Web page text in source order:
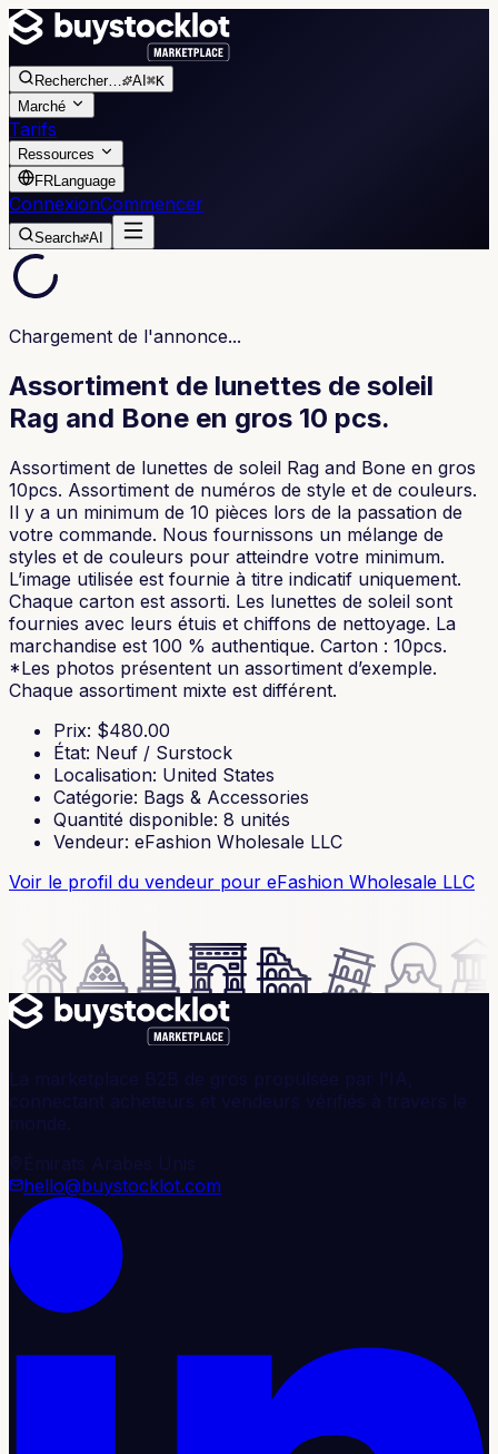
Rechercher… AI ⌘K
Marché
Tarifs
Ressources
FRLanguage
ConnexionCommencer
Search AI
Chargement de l'annonce...
Assortiment de lunettes de soleil
Rag and Bone en gros 10 pcs.
Assortiment de lunettes de soleil Rag and Bone en gros
10pcs. Assortiment de numéros de style et de couleurs.
Il y a un minimum de 10 pièces lors de la passation de
votre commande. Nous fournissons un mélange de
styles et de couleurs pour atteindre votre minimum.
L’image utilisée est fournie à titre indicatif uniquement.
Chaque carton est assorti. Les lunettes de soleil sont
fournies avec leurs étuis et chiffons de nettoyage. La
marchandise est 100 % authentique. Carton : 10pcs.
*Les photos présentent un assortiment d’exemple.
Chaque assortiment mixte est différent.
Prix: $480.00
État: Neuf / Surstock
Localisation: United States
Catégorie: Bags & Accessories
Quantité disponible: 8 unités
Vendeur: eFashion Wholesale LLC
Voir le profil du vendeur pour eFashion Wholesale LLC
La marketplace B2B de gros propulsée par l'IA,
connectant acheteurs et vendeurs vérifiés à travers le
monde.
Émirats Arabes Unis
hello@buystocklot.com